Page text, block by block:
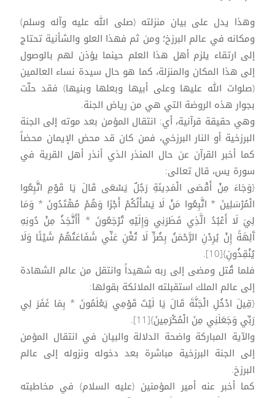
وهذا يدل على بيان منزلته (صلى الله عليه وآله وسلم)
ومكانه في عالم البرزخ؛ ومن ثم فهذا العلو والشأنية تحتاج
إلى ارتقاء يلزم أهل هذا العلم حينما يؤذن لهم بالوصول
إلى هذا المكان والمنزلة، كما هو حال سيدة نساء العالمين
(صلوات الله عليها وعلى أبيها وبعلها وبنيها) فقد حلّت
بجوار هذه الروضة التي هي من رياض الجنة.
وهي حقيقة قرآنية، أي: انتقال المؤمن بعد موته إلى الجنة
البرزخية أو النار البرزخي، فمن كان قد محض الإيمان محضاً
كما أخبر القرآن عن حال المنذر الذي أنذر أهل القرية في
سورة يس، قال تعالى:
{وَجَاءَ مِنْ أَقْصَى الْمَدِينَةِ رَجُلٌ يَسْعَى قَالَ يَا قَوْمِ اتَّبِعُوا
الْمُرْسَلِينَ * اتَّبِعُوا مَنْ لَا يَسْأَلُكُمْ أَجْرًا وَهُمْ مُهْتَدُونَ * وَمَا
لِيَ لَا أَعْبُدُ الَّذِي فَطَرَنِي وَإِلَيْهِ تُرْجَعُونَ * أَأَتَّخِذُ مِنْ دُونِهِ
آَلِهَةً إِنْ يُرِدْنِ الرَّحْمَنُ بِضُرٍّ لَا تُغْنِ عَنِّي شَفَاعَتُهُمْ شَيْئًا وَلَا
يُنْقِذُونِ}[10].
فلما قُتل ومضى إلى ربه شهيداً وانتقل من عالم الشهادة
إلى عالم الملك استقبلته الملائكة بقولها:
{قِيلَ ادْخُلِ الْجَنَّةَ قَالَ يَا لَيْتَ قَوْمِي يَعْلَمُونَ * بِمَا غَفَرَ لِي
رَبِّي وَجَعَلَنِي مِنَ الْمُكْرَمِينَ}[11].
والآية المباركة واضحة الدلالة والبيان في انتقال المؤمن
إلى الجنة البرزخية مباشرة بعد دخوله ونزوله إلى عالم
البرزخ.
كما أخبر عنه أمير المؤمنين (عليه السلام) في مخاطبته